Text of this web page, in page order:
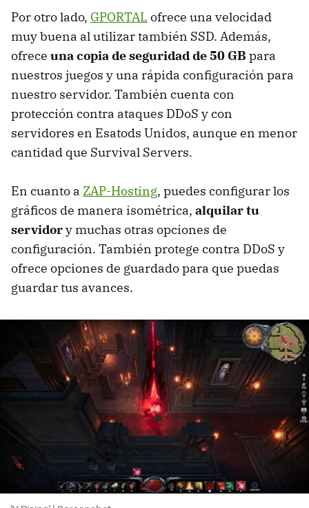
Por otro lado, GPORTAL ofrece una velocidad
muy buena al utilizar también SSD. Además,
ofrece una copia de seguridad de 50 GB para
nuestros juegos y una rápida configuración para
nuestro servidor. También cuenta con
protección contra ataques DDoS y con
servidores en Esatods Unidos, aunque en menor
cantidad que Survival Servers.
En cuanto a ZAP-Hosting, puedes configurar los
gráficos de manera isométrica, alquilar tu
servidory muchas otras opciones de
configuración. También protege contra DDoS y
ofrece opciones de guardado para que puedas
guardar tus avances.